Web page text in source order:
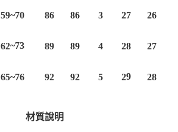
59~70 86 86 3 27 26
62~73 89 89 4 28 27
65~76 92 92 5 29 28
材質說明